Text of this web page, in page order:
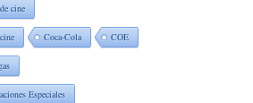
cine
Coca-Cola COE
Especiales